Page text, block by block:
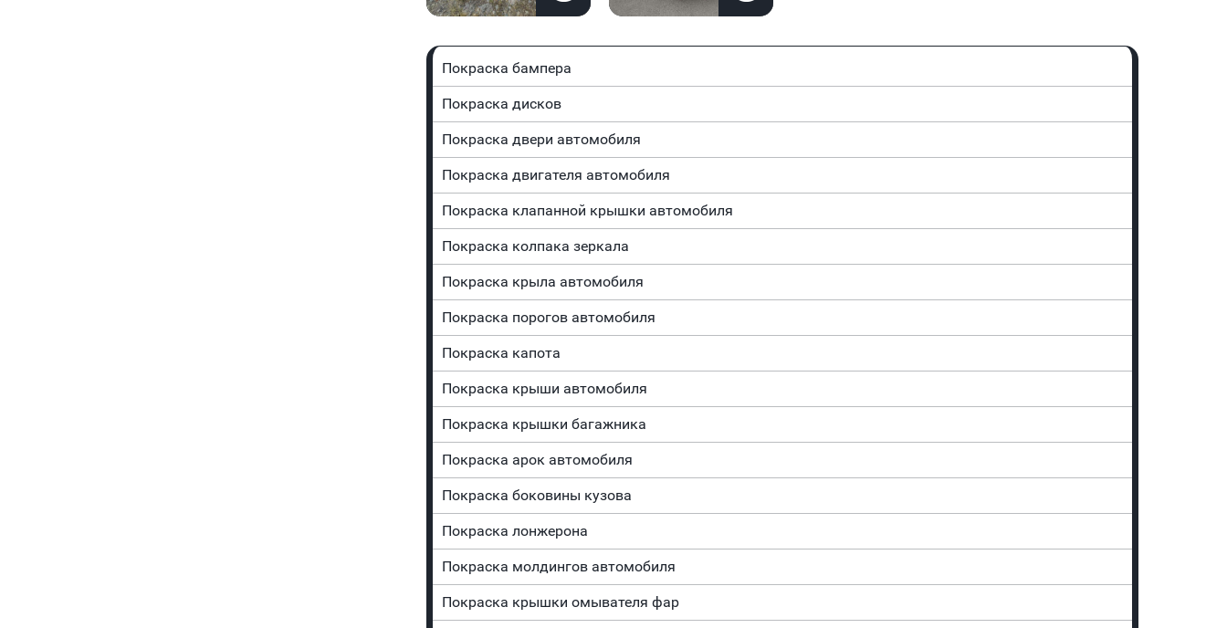
Покраска бампера
Покраска дисков
Покраска двери автомобиля
Покраска двигателя автомобиля
Покраска клапанной крышки автомобиля
Покраска колпака зеркала
Покраска крыла автомобиля
Покраска порогов автомобиля
Покраска капота
Покраска крыши автомобиля
Покраска крышки багажника
Покраска арок автомобиля
Покраска боковины кузова
Покраска лонжерона
Покраска молдингов автомобиля
Покраска крышки омывателя фар